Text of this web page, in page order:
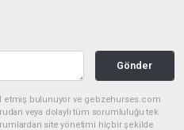
Gönder
etmiş bulunuyor ve gebzehurses.com
veya dolaylı tüm sorumluluğu tek
site yönetimi hiçbir şekilde